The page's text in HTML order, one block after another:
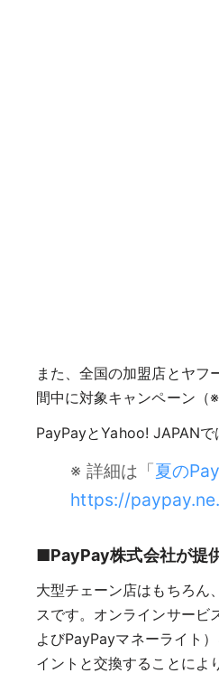
また、全国の加盟店とヤフ
間中に対象キャンペーン（
PayPayとYahoo! JAPANで
※ 詳細は「夏の
https://
■PayPay株式会社が提
大型チェーン店はもちろん
スです。オンラインサービ
よびPayPayマネーライト
イントと交換することによ